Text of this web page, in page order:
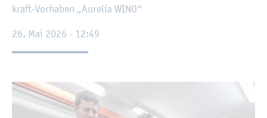
kraft-Vor­ha­ben „Au­re­lia WINO“
26. Mai 2026 - 12:49